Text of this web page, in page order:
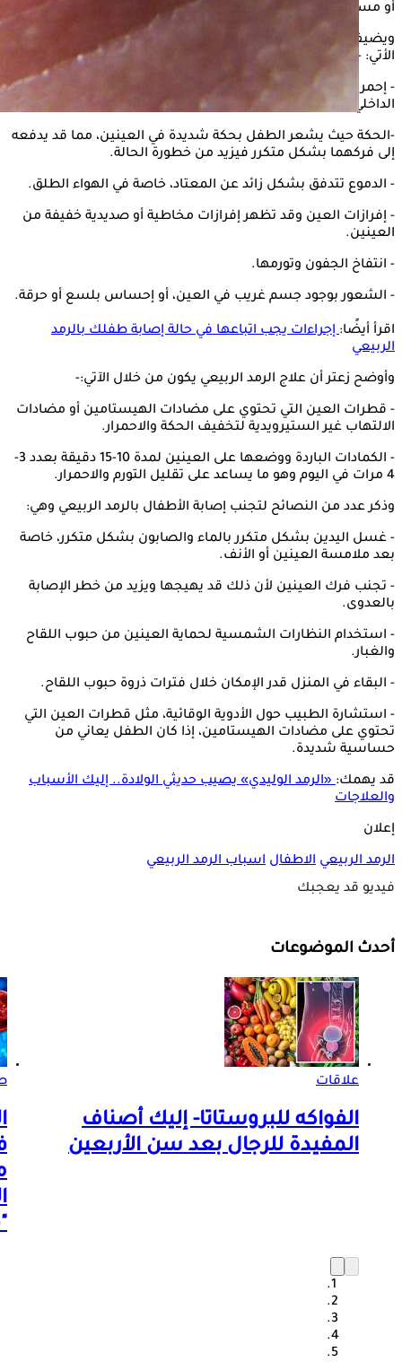
أو مسببات الحساسية الأخرى، مثل الغبار.
ويضيف استشاري طب العيون، أن أعراض الرمد الربيعي تتمثل في
الأتي: -
- إحمرار العينين ويظهر على شكل إحمرار في بياض العين والجزء
الداخلي من الجفن.
-الحكة حيث يشعر الطفل بحكة شديدة في العينين، مما قد يدفعه
إلى فركهما بشكل متكرر فيزيد من خطورة الحالة.
- الدموع تتدفق بشكل زائد عن المعتاد، خاصة في الهواء الطلق.
- إفرازات العين وقد تظهر إفرازات مخاطية أو صديدية خفيفة من
العينين.
- انتفاخ الجفون وتورمها.
- الشعور بوجود جسم غريب في العين، أو إحساس بلسع أو حرقة.
اقرأ أيضًا:إجراءات يجب اتباعها في حالة إصابة طفلك بالرمد
الربيعي
وأوضح زعتر أن علاج الرمد الربيعي يكون من خلال الآتي:-
- قطرات العين التي تحتوي على مضادات الهيستامين أو مضادات
الالتهاب غير الستيرويدية لتخفيف الحكة والاحمرار.
- الكمادات الباردة ووضعها على العينين لمدة 10-15 دقيقة بعدد 3-
4 مرات في اليوم وهو ما يساعد على تقليل التورم والاحمرار.
وذكر عدد من النصائح لتجنب إصابة الأطفال بالرمد الربيعي وهي:
- غسل اليدين بشكل متكرر بالماء والصابون بشكل متكرر، خاصة
بعد ملامسة العينين أو الأنف.
- تجنب فرك العينين لأن ذلك قد يهيجها ويزيد من خطر الإصابة
بالعدوى.
- استخدام النظارات الشمسية لحماية العينين من حبوب اللقاح
والغبار.
- البقاء في المنزل قدر الإمكان خلال فترات ذروة حبوب اللقاح.
- استشارة الطبيب حول الأدوية الوقائية، مثل قطرات العين التي
تحتوي على مضادات الهيستامين، إذا كان الطفل يعاني من
حساسية شديدة.
قد يهمك:«الرمد الوليدي» يصيب حديثي الولادة.. إليك الأسباب
والعلاجات
إعلان
الرمد الربيعي الاطفال اسباب الرمد الربيعي
فيديو قد يعجبك
أحدث الموضوعات
علاقات
الفواكه للبروستاتا- إليك أصناف
المفيدة للرجال بعد سن الأربعين